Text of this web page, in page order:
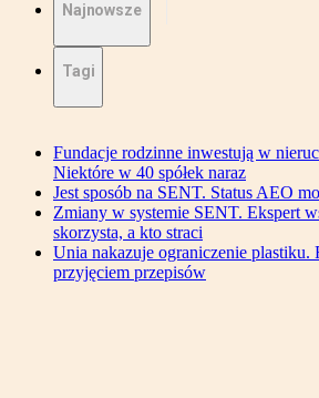
Najnowsze
Tagi
Fundacje rodzinne inwestują w
Niektóre w 40 spółek naraz
Jest sposób na SENT. Status AEO
Zmiany w systemie SENT. Ekspert
skorzysta, a kto straci
Unia nakazuje ograniczenie plastiku.
przyjęciem przepisów